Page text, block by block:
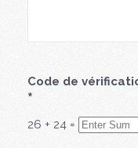
Code de
*
26 + 24 =